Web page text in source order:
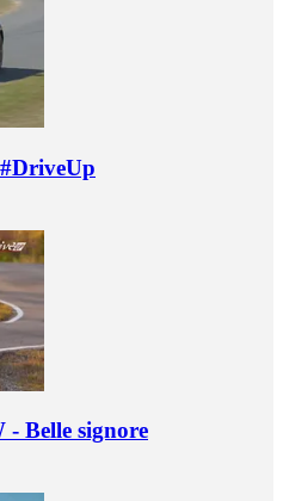
Belle signore